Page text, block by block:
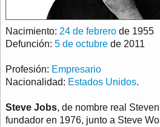
Nacimiento: 24 de febrero de 1955
Defunción: 5 de octubre de 2011
Profesión: Empresario
Nacionalidad: Estados Unidos.
Steve Jobs, de nombre real
fundador en 1976, junto a Steve